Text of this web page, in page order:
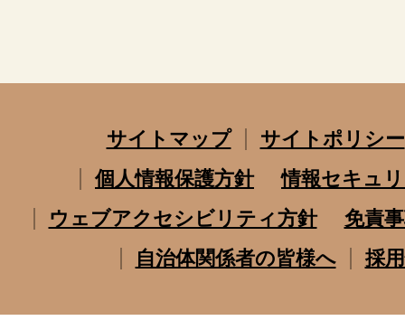
サイトマップ
サイトポリシー
個人情報保護方針
情報セキュ
ウェブアクセシビリティ方針
免責
自治体関係者の皆様へ
採